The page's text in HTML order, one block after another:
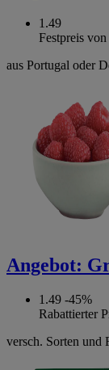
1.49
Festpreis
aus Portugal oder
Angebot:
1.49 -45%
Rabattierter
versch. Sorten und